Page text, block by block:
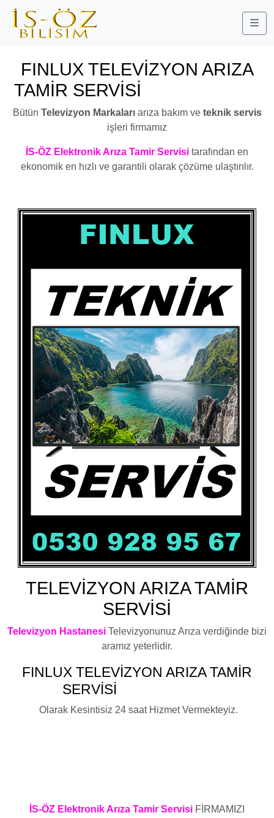
FINLUX TELEVİZYON ARIZA
TAMİR SERVİSİ
Bütün Televizyon Markalarıarıza bakım veteknik servis
işleri firmamız
İS-ÖZ Elektronik Arıza Tamir Servisi tarafından en
ekonomik en hızlı ve garantili olarak çözüme ulaştırılır.
TELEVİZYON ARIZA TAMİR
SERVİSİ
Televizyon Hastanesi Televizyonunuz Arıza verdiğinde bizi
aramız yeterlidir.
FINLUX TELEVİZYON ARIZA TAMİR
SERVİSİ
Olarak Kesintisiz 24 saat Hizmet Vermekteyiz.
İS-ÖZ Elektronik Arıza Tamir Servisi FİRMAMIZI